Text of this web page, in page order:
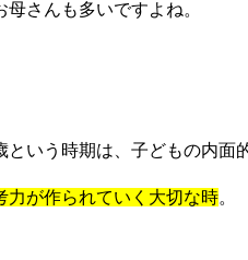
母さんも多いですよね。
という時期は、子どもの内面
力が作られていく大切な時。